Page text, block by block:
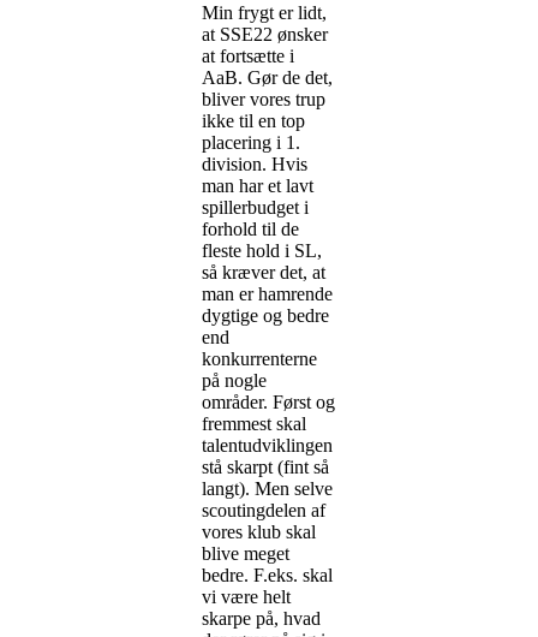
Min frygt er lidt,
at SSE22 ønsker
at fortsætte i
AaB. Gør de det,
bliver vores trup
ikke til en top
placering i 1.
division. Hvis
man har et lavt
spillerbudget i
forhold til de
fleste hold i SL,
så kræver det, at
man er hamrende
dygtige og bedre
end
konkurrenterne
på nogle
områder. Først og
fremmest skal
talentudviklingen
stå skarpt (fint så
langt). Men selve
scoutingdelen af
vores klub skal
blive meget
bedre. F.eks. skal
vi være helt
skarpe på, hvad